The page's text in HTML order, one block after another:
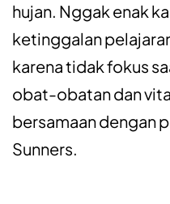
hujan. Nggak enak
ketinggalan
karena tidak fokus
obat-obatan dan
bersamaan dengan
Sunners.